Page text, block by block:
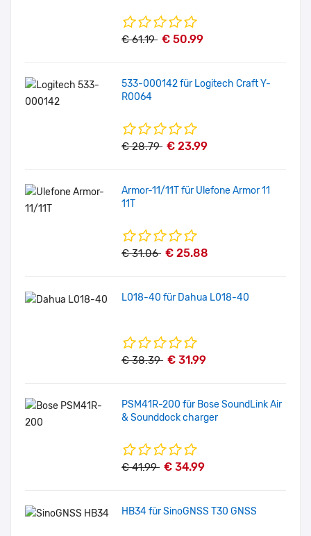
€ 61.19 € 50.99
533-000142 für Logitech Craft Y-
R0064
€ 28.79 € 23.99
Armor-11/11T für Ulefone Armor 11
11T
€ 31.06 € 25.88
L018-40 für Dahua L018-40
€ 38.39 € 31.99
PSM41R-200 für Bose SoundLink Air
& Sounddock charger
€ 41.99 € 34.99
HB34 für SinoGNSS T30 GNSS